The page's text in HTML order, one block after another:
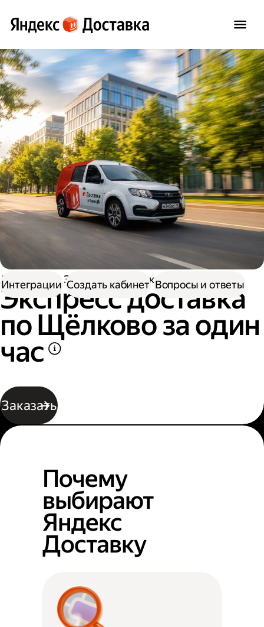
Доставка Экспресс-доставка по Щёлково
Экспресс доставка
по Щёлково за один
час
Заказать
Интеграции Создать кабинет Вопросы и ответы
Почему
выбирают
Яндекс
Доставку